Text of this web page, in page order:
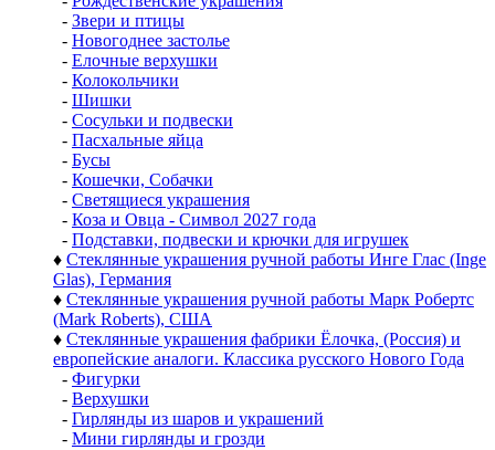
- Звери и птицы
- Новогоднее застолье
- Елочные верхушки
- Колокольчики
- Шишки
- Сосульки и подвески
- Пасхальные яйца
- Бусы
- Кошечки, Собачки
- Светящиеся украшения
- Коза и Овца - Символ 2027 года
- Подставки, подвески и крючки для игрушек
♦ Стеклянные украшения ручной работы Инге Глас (Inge
Glas), Германия
♦ Стеклянные украшения ручной работы Марк Робертс
(Mark Roberts), США
♦ Стеклянные украшения фабрики Ёлочка, (Россия) и
европейские аналоги. Классика русского Нового Года
- Фигурки
- Верхушки
- Гирлянды из шаров и украшений
- Мини гирлянды и грозди